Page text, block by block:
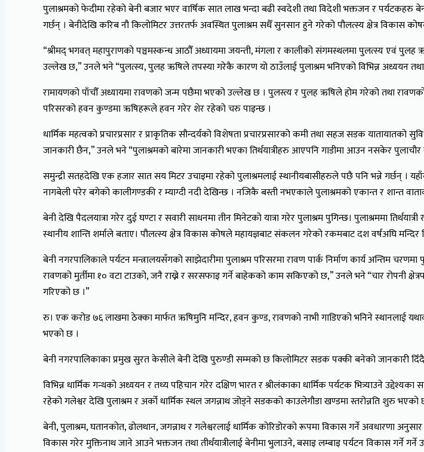
पुलाश्रमको फेदीमा रहेको बेनी बजार भएर वार्षिक सात लाख भन्दा बढी स्वदेशी तथा विदेशी भक्तजन र पर्यटकहरु
गर्छन् । बेनीदेखि करिब नौ किलोमिटर उत्तरतर्फ अवस्थित पुलाश्रम सधैँ सुनसान हुने गरेको पौलत्स्य क्षेत्र विकास
“श्रीमद् भगवत् महापुराणको पञ्चमस्कन्ध आठौँ अध्यायमा जयन्ती, मंगला र कालीको संगमस्थलमा पुलत्स्य एवं पुलह
उल्लेख छ,” उनले भने “पुलत्स्य, पुलह ऋषिले तपस्या गरेकै कारण यो ठाउँलाई पुलाश्रम भनिएको विभिन्न अध्ययन
रामायणको पाँचौँ अध्यायमा रावणको जन्म पछैमा भएको उल्लेख छ । पुलस्त्य र पुलह ऋषिले होम गरेको तथा रावणको
परिसरको हवन कुण्डमा ऋषिहरूले हवन गरेर शेर रहेको चरु पाइन्छ ।
धार्मिक महत्वको प्रचारप्रसार र प्राकृतिक सौन्दर्यको विशेषता प्रचारप्रसारको कमी तथा सहज सडक यातायातको
जानकारी छैन,” उनले भने “पुलाश्रमको बारेमा जानकारी भएका तिर्थयात्रीहरु आएपनि गाडीमा आउन नसकेर
समुन्द्री सतहदेखि एक हजार सात सय मिटर उचाइमा रहेको पुलाश्रमलाई स्थानीयबासीहरुले पछै पनि भन्ने गर्छन् ।
नागबेली परेर बगेको कालीगण्डकी र म्याग्दी नदी देखिन्छ । नजिकै बस्ती नभएकाले पुलाश्रमको एकान्त र शान्त
बेनी देखि पैदलयात्रा गरेर दुई घण्टा र सवारी साधनमा तीन मिनेटको यात्रा गरेर पुलाश्रम पुगिन्छ। पुलाश्रममा
स्थानीय शान्ति शर्माले बताए। पौलत्स्य क्षेत्र विकास कोषले महायज्ञबाट संकलन गरेको रकमबाट दश वर्षअघि मन्दिर
बेनी नगरपालिकाले पर्यटन मन्त्रालयसँगको साझेदारीमा पुलाश्रम परिसरमा रावण पार्क निर्माण कार्य अन्तिम
रावणको मुर्तीमा १० वटा टाउको, जनै राख्ने र सरसफाइ गर्ने बाहेकको काम सकिएको छ,” उनले भने “चार रोपनी
गरिएको छ ।”
रु। एक करोड ७६ लाखमा ठेक्का मार्फत ऋषिमुनि मन्दिर, हवन कुण्ड, रावणको नाभी गाडिएको भनिने स्थानलाई
भएको छ ।
बेनी नगरपालिकाका प्रमुख सुरत केसीले बेनी देखि पुरुण्डी सम्मको छ किलोमिटर सडक पक्की बनेको जानकारी
विभिन्न धार्मिक गन्थको अध्ययन र तथ्य पहिचान गरेर दक्षिण भारत र श्रीलंकाका धार्मिक पर्यटक भित्र्याउने
रहेको गलेश्वर देखि पुलाश्रम र अर्को धार्मिक स्थल जगन्नाथ जोड्ने सडकको काउलेगौडा खण्डमा स्तरोन्नति शुरु भएको
बेनी, पुलाश्रम, घतानकोत, ढोलथान, जगन्नाथ र गलेश्वरलाई धार्मिक कोरिडोरको रूपमा विकास गर्ने अवधारणा अनुसार
विकास गरेर मुक्तिनाथ जाने आउने भक्तजन तथा तीर्थयात्रीलाई बेनीमा भुलाउने, बसाइ लम्बाइ पर्यटन विकास गर्ने गर्ने